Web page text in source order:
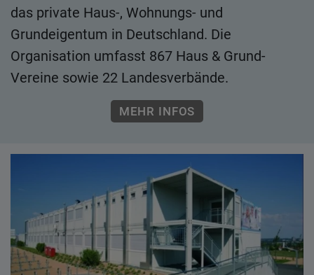
das private Haus-, Wohnungs- und
Grundeigentum in Deutschland. Die
Organisation umfasst 867 Haus & Grund-
Vereine sowie 22 Landesverbände.
MEHR INFOS